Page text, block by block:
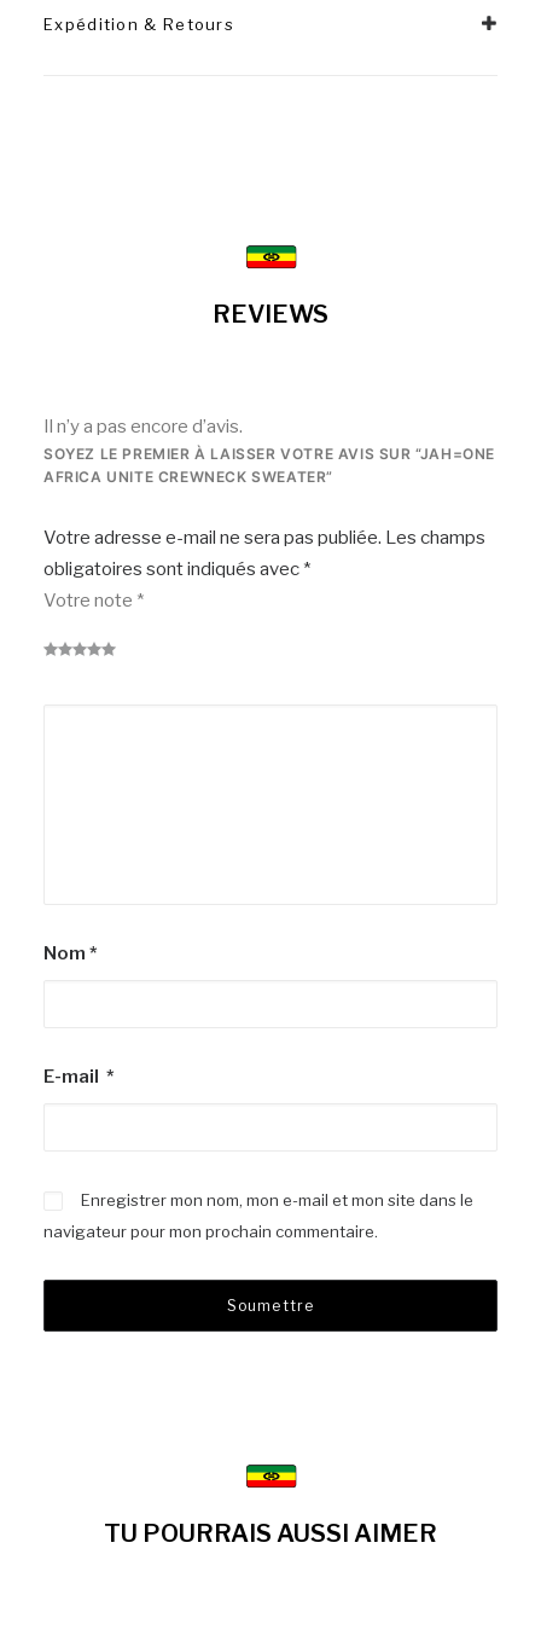
Expédition & Retours
REVIEWS
Il n’y a pas encore d’avis.
SOYEZ LE PREMIER À LAISSER VOTRE AVIS SUR “JAH=ONE
AFRICA UNITE CREWNECK SWEATER”
Votre adresse e-mail ne sera pas publiée. Les champs
obligatoires sont indiqués avec *
Votre note *
Nom *
E-mail *
Enregistrer mon nom, mon e-mail et mon site dans le
navigateur pour mon prochain commentaire.
TU POURRAIS AUSSI AIMER